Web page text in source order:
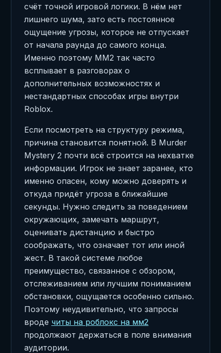
счёт точной игровой логики. В нём нет
лишнего шума, зато есть постоянное
ощущение угрозы, которое не отпускает
от начала раунда до самого конца.
Именно поэтому MM2 так часто
всплывает в разговорах о
дополнительных возможностях и
нестандартных способах игры внутри
Roblox.
Если посмотреть на структуру режима,
причина становится понятной. В Murder
Mystery 2 почти всё строится на нехватке
информации. Игрок не знает заранее, кто
именно опасен, кому можно доверять и
откуда придёт угроза в ближайшие
секунды. Нужно следить за поведением
окружающих, замечать маршрут,
оценивать дистанцию и быстро
соображать, что означает тот или иной
жест. В такой системе любое
преимущество, связанное с обзором,
отслеживанием или лучшим пониманием
обстановки, ощущается особенно сильно.
Поэтому неудивительно, что запросы
вроде читы на роблокс на мм2
продолжают держаться в поле внимания
аудитории.